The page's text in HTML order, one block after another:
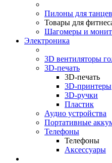
Пилоны для танцев
Товары для
Шагомеры и
Электроника
3D вентиляторы
3D-печать
3D-печать
3D-принтеры
3D-ручки
Пластик
Аудио устройства
Портативные
Телефоны
Телефоны
Аксессуары